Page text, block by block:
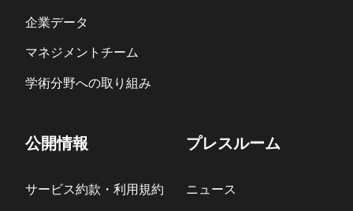
企業データ
マネジメントチーム
学術分野への取り組み
公開情報
サービス約款・利用規約
プレスルーム
ニュース